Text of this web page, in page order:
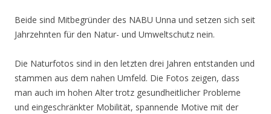
Beide sind Mitbegründer des NABU Unna und setzen sich seit
Jahrzehnten für den Natur- und Umweltschutz nein.
Die Naturfotos sind in den letzten drei Jahren entstanden und
stammen aus dem nahen Umfeld. Die Fotos zeigen, dass
man auch im hohen Alter trotz gesundheitlicher Probleme
und eingeschränkter Mobilität, spannende Motive mit der